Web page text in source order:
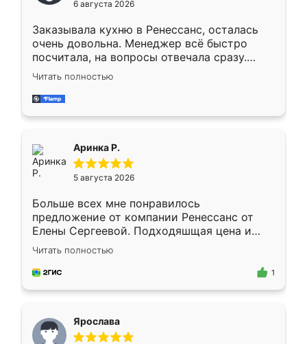
мебели буду заказывать только здесь.
6 августа 2026
Заказывала кухню в Ренессанс, осталась
очень довольна. Менеджер всё быстро
посчитала, на вопросы отвечала сразу.
Замерщик приехал в субботу, подошёл к
делу со всей ответственностью. Собрали
за день, ребята работали аккуратно, даже
Читать полностью
Аринка Р.
5 августа 2026
Больше всех мне понравилось
предложение от компании Ренессанс от
Елены Сергеевой. Подходяшщая цена и
короткие сроки изготовления. Приехавший
для замера сотрудник Владислав
предложил по моему эскизу самый
Читать полностью
1
Ярослава